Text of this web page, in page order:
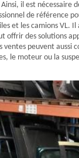
il est nécessaire
de référence
et les camions VL.
offrir des solutions
ventes peuvent aussi
le moteur ou la